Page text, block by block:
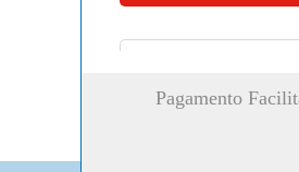
Pagamento